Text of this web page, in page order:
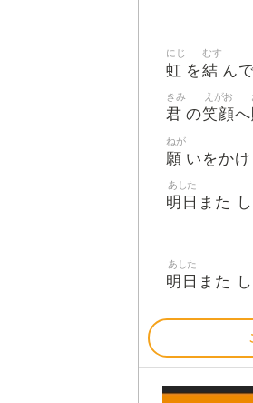
虹
にじ
を結
むす
んで
君
きみ
の笑顔
えがお
へ
願
ねが
いをか
明日
あした
また
明日
あした
また